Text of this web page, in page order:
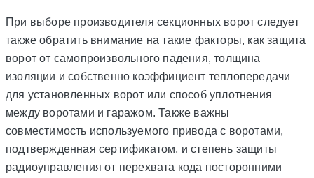
При выборе производителя секционных ворот следует
также обратить внимание на такие факторы, как защита
ворот от самопроизвольного падения, толщина
изоляции и собственно коэффициент теплопередачи
для установленных ворот или способ уплотнения
между воротами и гаражом. Также важны
совместимость используемого привода с воротами,
подтвержденная сертификатом, и степень защиты
радиоуправления от перехвата кода посторонними